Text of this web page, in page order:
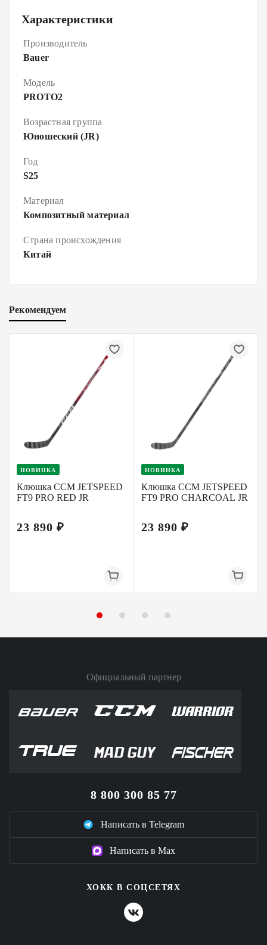
Характеристики
Производитель
Bauer
Модель
PROTO2
Возрастная группа
Юношеский (JR)
Год
S25
Материал
Композитный материал
Страна происхождения
Китай
Рекомендуем
НОВИНКА
Клюшка CCM JETSPEED
FT9 PRO RED JR
23 890 ₽
НОВИНКА
Клюшка CCM JETSPEED
FT9 PRO CHARCOAL JR
23 890 ₽
Официальный партнер
8 800 300 85 77
Написать в Telegram
Написать в Max
ХОКК В СОЦСЕТЯХ